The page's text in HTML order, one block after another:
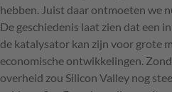
hebben. Juist daar ontmoeten we
De geschiedenis laat zien dat een
de katalysator kan zijn voor grote
economische ontwikkelingen.
overheid zou Silicon Valley nog